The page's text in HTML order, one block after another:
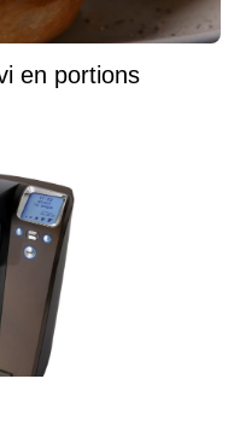
en portions